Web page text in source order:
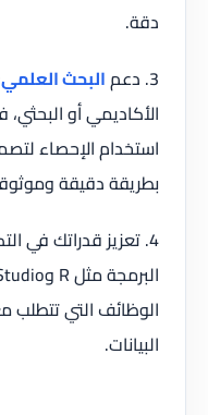
دقة.
3. دعم
البحث العلمي
الأكاديمي أو
استخدام الإحصاء
بطريقة دقيقة
4. تعزيز قدراتك في
الوظائف التي تتطلب
البيانات.